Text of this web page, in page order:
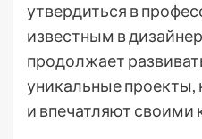
утвердиться в
известным в
продолжает
уникальные
и впечатляют своими